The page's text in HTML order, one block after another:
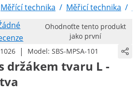
Měřící technika / Měřicí technika /
Ohodnoťte tento produkt
jako první
| Model: SBS-MPSA-101
držákem tvaru L -